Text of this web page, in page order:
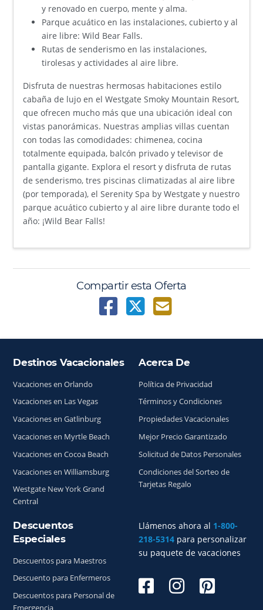
y renovado en cuerpo, mente y alma.
Parque acuático en las instalaciones, cubierto y al
aire libre: Wild Bear Falls.
Rutas de senderismo en las instalaciones,
tirolesas y actividades al aire libre.
Disfruta de nuestras hermosas habitaciones estilo
cabaña de lujo en el Westgate Smoky Mountain Resort,
que ofrecen mucho más que una ubicación ideal con
vistas panorámicas. Nuestras amplias villas cuentan
con todas las comodidades: chimenea, cocina
totalmente equipada, balcón privado y televisor de
pantalla gigante. Explora el resort y disfruta de rutas
de senderismo, tres piscinas climatizadas al aire libre
(por temporada), el Serenity Spa by Westgate y nuestro
parque acuático cubierto y al aire libre durante todo el
año: ¡Wild Bear Falls!
Compartir esta Oferta
Índice del sitio
Llámenos ahora al 1-800-
218-5314 para personalizar
su paquete de vacaciones
Destinos Vacacionales
Vacaciones en Orlando
Vacaciones en Las Vegas
Vacaciones en Gatlinburg
Vacaciones en Myrtle Beach
Vacaciones en Cocoa Beach
Vacaciones en Williamsburg
Westgate New York Grand
Central
Acerca De
Política de Privacidad
Términos y Condiciones
Propiedades Vacacionales
Mejor Precio Garantizado
Solicitud de Datos Personales
Condiciones del Sorteo de
Tarjetas Regalo
Descuentos
Especiales
Descuentos para Maestros
Descuento para Enfermeros
Descuentos para Personal de
Emergencia